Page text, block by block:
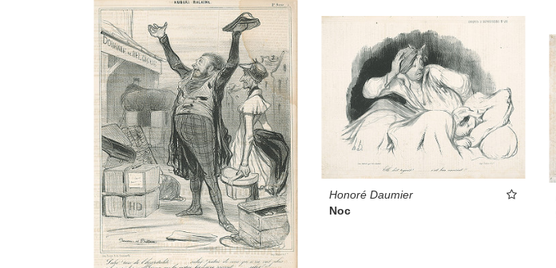
Honoré Daumier
Noc